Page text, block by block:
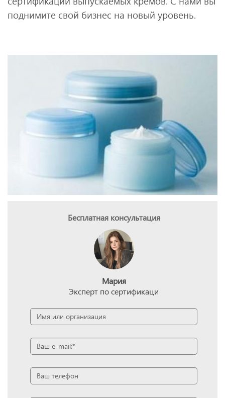
поднимите свой бизнес на новый уровень.
Бесплатная консультация
Мария
Эксперт по сертификаци